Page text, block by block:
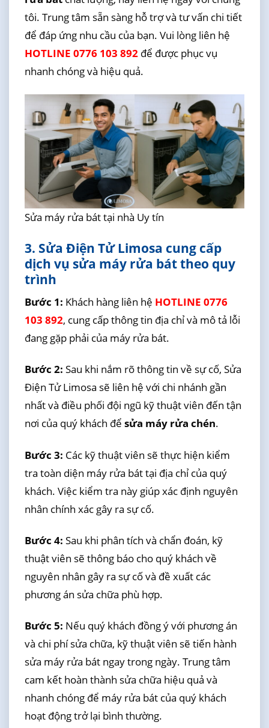
tôi. Trung tâm sẵn sàng hỗ trợ và tư vấn chi tiết
để đáp ứng nhu cầu của bạn. Vui lòng liên hệ
HOTLINE 0776 103 892để được phục vụ
nhanh chóng và hiệu quả.
Sửa máy rửa bát tại nhà Uy tín
3. Sửa Điện Tử Limosa cung cấp
dịch vụ sửa máy rửa bát theo quy
trình
Bước 1: Khách hàng liên hệ HOTLINE 0776
103 892, cung cấp thông tin địa chỉ và mô tả lỗi
đang gặp phải của máy rửa bát.
Bước 2: Sau khi nắm rõ thông tin về sự cố, Sửa
Điện Tử Limosa sẽ liên hệ với chi nhánh gần
nhất và điều phối đội ngũ kỹ thuật viên đến tận
nơi của quý khách để sửa máy rửa chén.
Bước 3: Các kỹ thuật viên sẽ thực hiện kiểm
tra toàn diện máy rửa bát tại địa chỉ của quý
khách. Việc kiểm tra này giúp xác định nguyên
nhân chính xác gây ra sự cố.
Bước 4: Sau khi phân tích và chẩn đoán, kỹ
thuật viên sẽ thông báo cho quý khách về
nguyên nhân gây ra sự cố và đề xuất các
phương án sửa chữa phù hợp.
Bước 5: Nếu quý khách đồng ý với phương án
và chi phí sửa chữa, kỹ thuật viên sẽ tiến hành
sửa máy rửa bát ngay trong ngày. Trung tâm
cam kết hoàn thành sửa chữa hiệu quả và
nhanh chóng để máy rửa bát của quý khách
hoạt động trở lại bình thường.